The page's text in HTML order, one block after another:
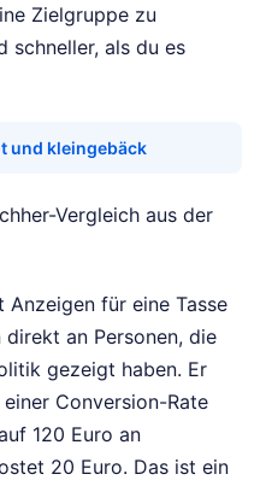
Zielgruppe zu
schneller, als du es
und kleingebäck
Vergleich aus der
Anzeigen für eine Tasse
an Personen, die
gezeigt haben. Er
Conversion-Rate
120 Euro an
20 Euro. Das ist ein